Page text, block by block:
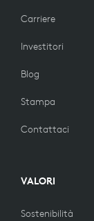
Carriere
Investitori
Blog
Stampa
Contattaci
VALORI
Sostenibilità